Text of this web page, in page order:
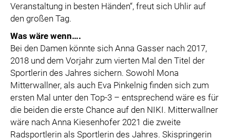
Veranstaltung in besten Händen“, freut sich Uhlir auf
den großen Tag.
Was wäre wenn….
Bei den Damen könnte sich Anna Gasser nach 2017,
2018 und dem Vorjahr zum vierten Mal den Titel der
Sportlerin des Jahres sichern. Sowohl Mona
Mitterwallner, als auch Eva Pinkelnig finden sich zum
ersten Mal unter den Top-3 – entsprechend wäre es für
die beiden die erste Chance auf den NIKI. Mitterwallner
wäre nach Anna Kiesenhofer 2021 die zweite
Radsportlerin als Sportlerin des Jahres. Skispringerin